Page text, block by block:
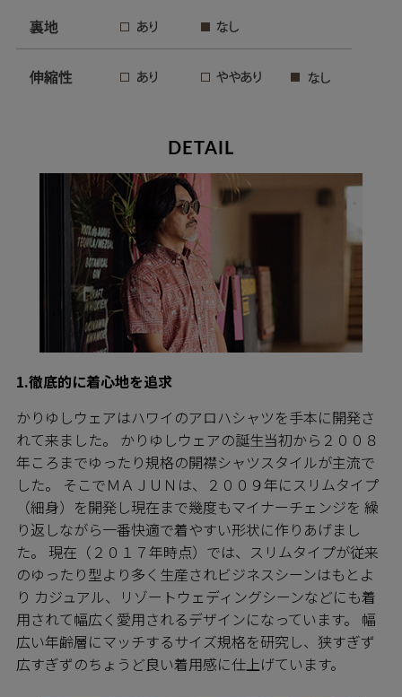
DETAIL
1.徹底的に着心地を追求
かりゆしウェアはハワイのアロハシャツを手本に開発さ
れて来ました。 かりゆしウェアの誕生当初から２００８
年ころまでゆったり規格の開襟シャツスタイルが主流で
した。 そこでＭＡＪＵＮは、２００９年にスリムタイプ
（細身）を開発し現在まで幾度もマイナーチェンジを 繰
り返しながら一番快適で着やすい形状に作りあげまし
た。 現在（２０１７年時点）では、スリムタイプが従来
のゆったり型より多く生産されビジネスシーンはもとよ
り カジュアル、リゾートウェディングシーンなどにも着
用されて幅広く愛用されるデザインになっています。 幅
広い年齢層にマッチするサイズ規格を研究し、狭すぎず
広すぎずのちょうど良い着用感に仕上げています。